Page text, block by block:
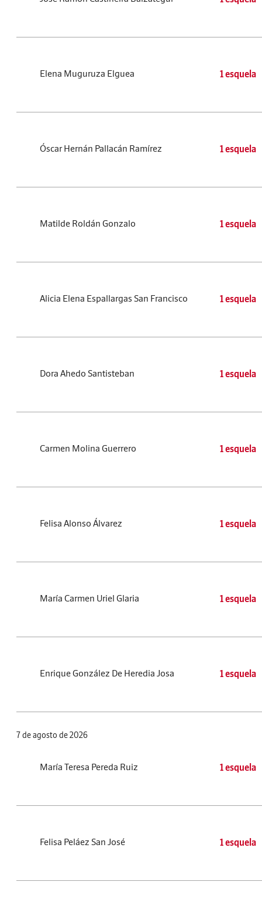
Elena Muguruza Elguea 1 esquela
Óscar Hernán Pallacán Ramírez 1 esquela
Matilde Roldán Gonzalo 1 esquela
Alicia Elena Espallargas San Francisco 1 esquela
Dora Ahedo Santisteban 1 esquela
Carmen Molina Guerrero 1 esquela
Felisa Alonso Álvarez 1 esquela
María Carmen Uriel Glaria 1 esquela
Enrique González De Heredia Josa 1 esquela
7 de agosto de 2026
María Teresa Pereda Ruiz 1 esquela
Felisa Peláez San José 1 esquela